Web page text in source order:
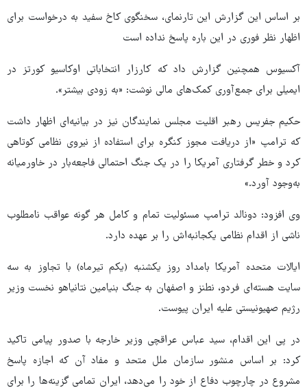
بر اساس این گزارش این تارنمای، سخنگوی کاخ سفید به درخواست برای
اظهار نظر فوری در این باره پاسخ نداده است
آکسیوس همچنین گزارش داد که کارزار انتخاباتی اوکاسیو کورتز در
ایمیلی برای جمع‌آوری کمک‌های مالی نوشت: «به زودی بیشتر».
حکیم جفریس رهبر اقلیت مجلس نمایندگان نیز در بیانیه‌ای اظهار داشت
که ترامپ «از دریافت مجوز کنگره برای استفاده از نیروی نظامی کوتاهی
کرد و خطر گرفتاری آمریکا را در یک جنگ احتمالی فاجعه‌بار در خاورمیانه
به‌وجود آورد.»
وی افزود: دونالد ترامپ مسئولیت تمام و کامل هر گونه عواقب نامطلوب
ناشی از اقدام نظامی یکجانبه‌اش را بر عهده دارد.
ایالات متحده آمریکا بامداد روز یکشنبه (یکم تیرماه) با تجاوز به سه
سایت هسته‌ای فردو، نطنز و اصفهان به جنگ بنیامین نتانیاهو نخست وزیر
رژیم صهیونیستی علیه ایران پیوست.
در پی این اقدام، سید عباس عراقچی وزیر خارجه با صدور پیامی تاکید
کرد: بر اساس منشور سازمان ملل متحد و مفاد آن که اجازه پاسخ
مشروع در چارچوب دفاع از خود را می‌دهد، ایران تمامی گزینه‌ها را برای